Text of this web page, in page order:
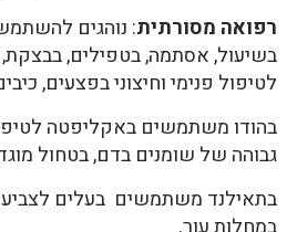
רפואה מסורתית: נוהגים
בשיעול, אסתמה, בטפילים, בבצקת,
לטיפול פנימי וחיצוני בפצעים,
בהודו משתמשים באקליפטה
גבוהה של שומנים בדם, בטחול
בתאילנד משתמשים בעלים